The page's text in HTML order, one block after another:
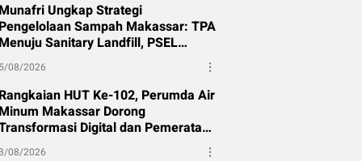
Munafri Ungkap Strategi
Pengelolaan Sampah Makassar: TPA
Menuju Sanitary Landfill, PSEL
Beralih ke Perpres 109
5/08/2026
Rangkaian HUT Ke-102, Perumda Air
Minum Makassar Dorong
Digital dan Pemerataan
Air Bersih
08/2026